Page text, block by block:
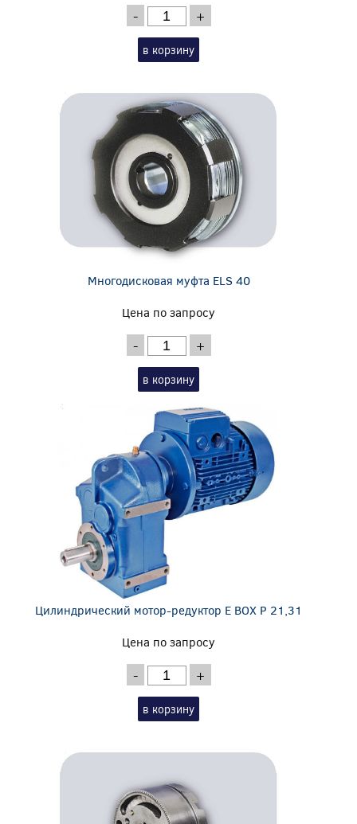
- +
в корзину
Многодисковая муфта ELS 40
Цена по запросу
- +
в корзину
Цилиндрический мотор-редуктор E BOX P 21,31
Цена по запросу
- +
в корзину